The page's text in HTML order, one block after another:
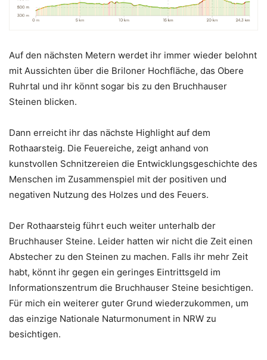
Auf den nächsten Metern werdet ihr immer wieder belohnt
mit Aussichten über die Briloner Hochfläche, das Obere
Ruhrtal und ihr könnt sogar bis zu den Bruchhauser
Steinen blicken.
Dann erreicht ihr das nächste Highlight auf dem
Rothaarsteig. Die Feuereiche, zeigt anhand von
kunstvollen Schnitzereien die Entwicklungsgeschichte des
Menschen im Zusammenspiel mit der positiven und
negativen Nutzung des Holzes und des Feuers.
Der Rothaarsteig führt euch weiter unterhalb der
Bruchhauser Steine. Leider hatten wir nicht die Zeit einen
Abstecher zu den Steinen zu machen. Falls ihr mehr Zeit
habt, könnt ihr gegen ein geringes Eintrittsgeld im
Informationszentrum die Bruchhauser Steine besichtigen.
Für mich ein weiterer guter Grund wiederzukommen, um
das einzige Nationale Naturmonument in NRW zu
besichtigen.